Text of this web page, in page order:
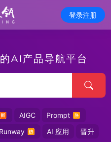
登录注册
AI产品导航平台
AIGC
Prompt
Runway AI 应用 晋升